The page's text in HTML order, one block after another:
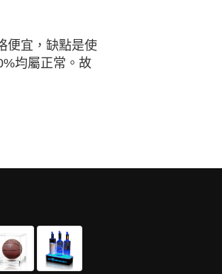
便宜，缺點是使
均屬正常。故